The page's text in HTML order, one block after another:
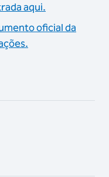
aqui.
oficial da